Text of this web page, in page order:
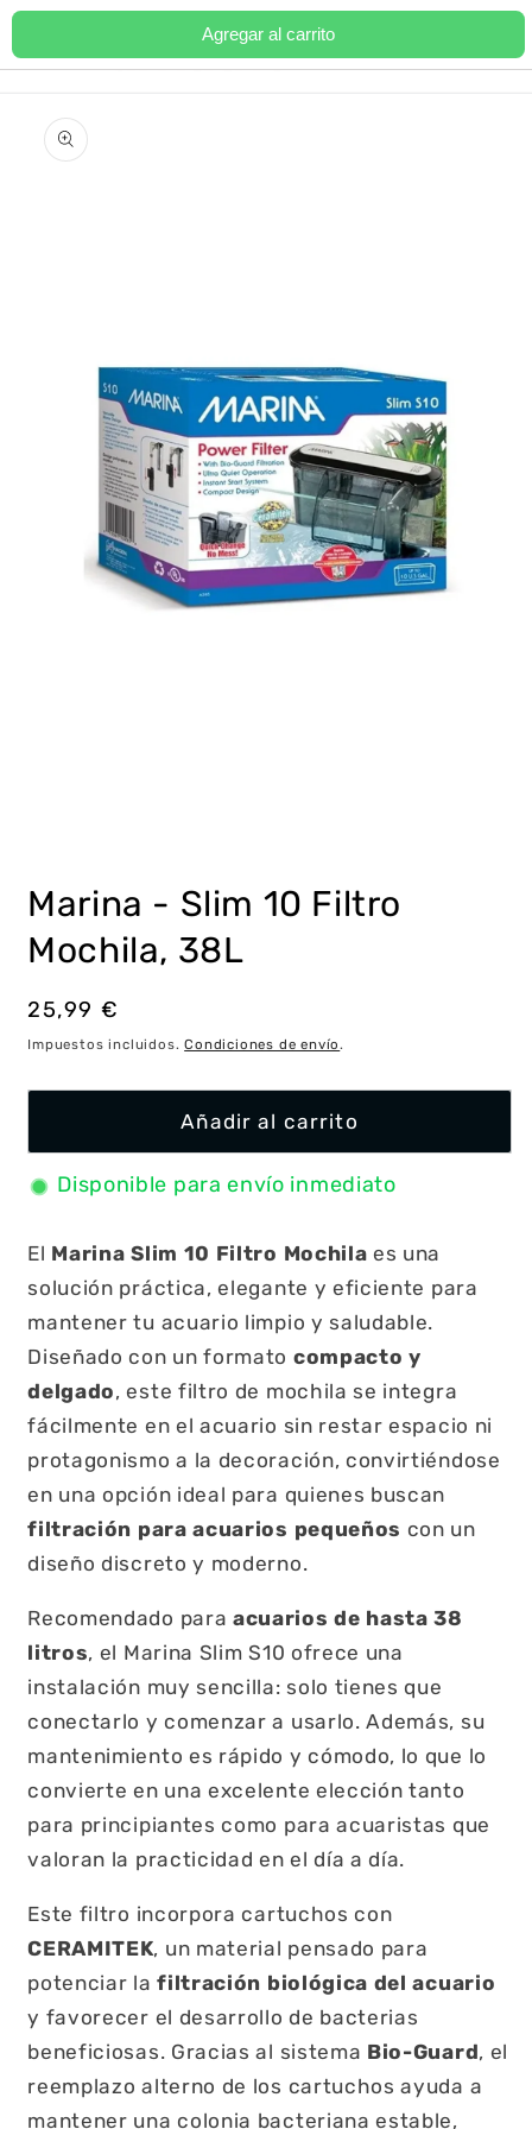
Ir
al contenido
Ir
a la
información
1
en
una
ventana
Marina - Slim 10 Filtro
Mochila, 38L
Precio
habitual
25,99 €
Impuestos incluidos.Condiciones de envío.
Añadir al carrito
Disponible para envío inmediato
El Marina Slim 10 Filtro Mochila es una
solución práctica, elegante y eficiente para
mantener tu acuario limpio y saludable.
Diseñado con un formato compacto y
delgado, este filtro de mochila se integra
fácilmente en el acuario sin restar espacio ni
protagonismo a la decoración, convirtiéndose
en una opción ideal para quienes buscan
filtración para acuarios pequeños con un
diseño discreto y moderno.
Recomendado para acuarios de hasta 38
litros, el Marina Slim S10 ofrece una
instalación muy sencilla: solo tienes que
conectarlo y comenzar a usarlo. Además, su
mantenimiento es rápido y cómodo, lo que lo
convierte en una excelente elección tanto
para principiantes como para acuaristas que
valoran la practicidad en el día a día.
Este filtro incorpora cartuchos con
CERAMITEK, un material pensado para
potenciar lafiltración biológica del acuario
y favorecer el desarrollo de bacterias
beneficiosas. Gracias al sistema Bio-Guard, el
reemplazo alterno de los cartuchos ayuda a
mantener una colonia bacteriana estable,
Agregar al carrito